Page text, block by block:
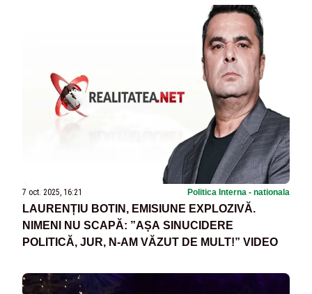
7 oct. 2025, 16:21 Politica Interna - nationala
LAURENȚIU BOTIN, EMISIUNE EXPLOZIVĂ.
NIMENI NU SCAPĂ: ”AȘA SINUCIDERE
POLITICĂ, JUR, N-AM VĂZUT DE MULT!” VIDEO